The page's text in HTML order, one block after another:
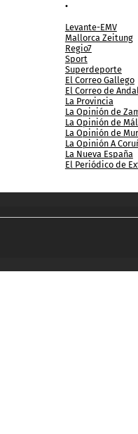
Levante-EMV
Mallorca Zeitung
Regio7
Sport
Superdeporte
El Correo Gallego
El Correo de
La Provincia
La Opinión de
La Opinión de
La Opinión de
La Opinión A
La Nueva España
El Periódico de